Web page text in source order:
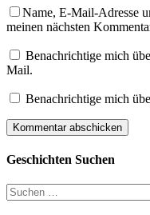
Name, E-Mail-Adresse
meinen nächsten
Benachrichtige mich
Mail.
Benachrichtige mich
Geschichten Suchen
Suchen
nach: